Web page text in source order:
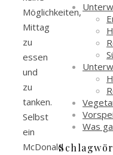
Möglichkeiten,
Mittag
zu
essen
und
zu
tanken.
Selbst
ein
McDonald
Was